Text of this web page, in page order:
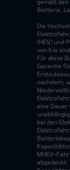
gemäß den
Batterie,
Die
(HEV) und
von Kia
Für diese
Garantie
nachdem,
eine Dauer
bei den
MHEV-
abgedeckt.